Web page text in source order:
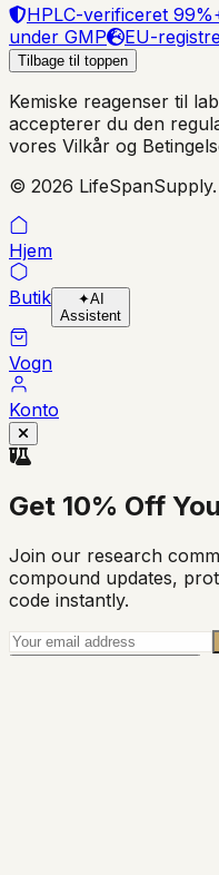
HPLC-verificeret
under GMP
EU-
Tilbage til toppen
Kemiske reagenser til
accepterer du den
vores Vilkår og
© 2026
Hjem
Butik ✦AI
Assistent
Vogn
Konto
Get 10% Off
Join our research
compound updates,
code instantly.